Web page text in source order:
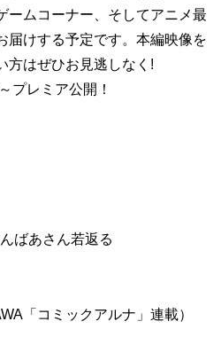
ームコーナー、そしてアニメ最
届けする予定です。本編映像を
方はぜひお見逃しなく!
プレミア公開！
ばあさん若返る
「コミックアルナ」連載）